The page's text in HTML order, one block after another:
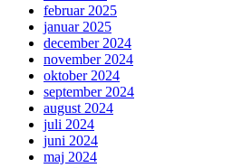
februar 2025
januar 2025
december 2024
november 2024
oktober 2024
september 2024
august 2024
juli 2024
juni 2024
maj 2024